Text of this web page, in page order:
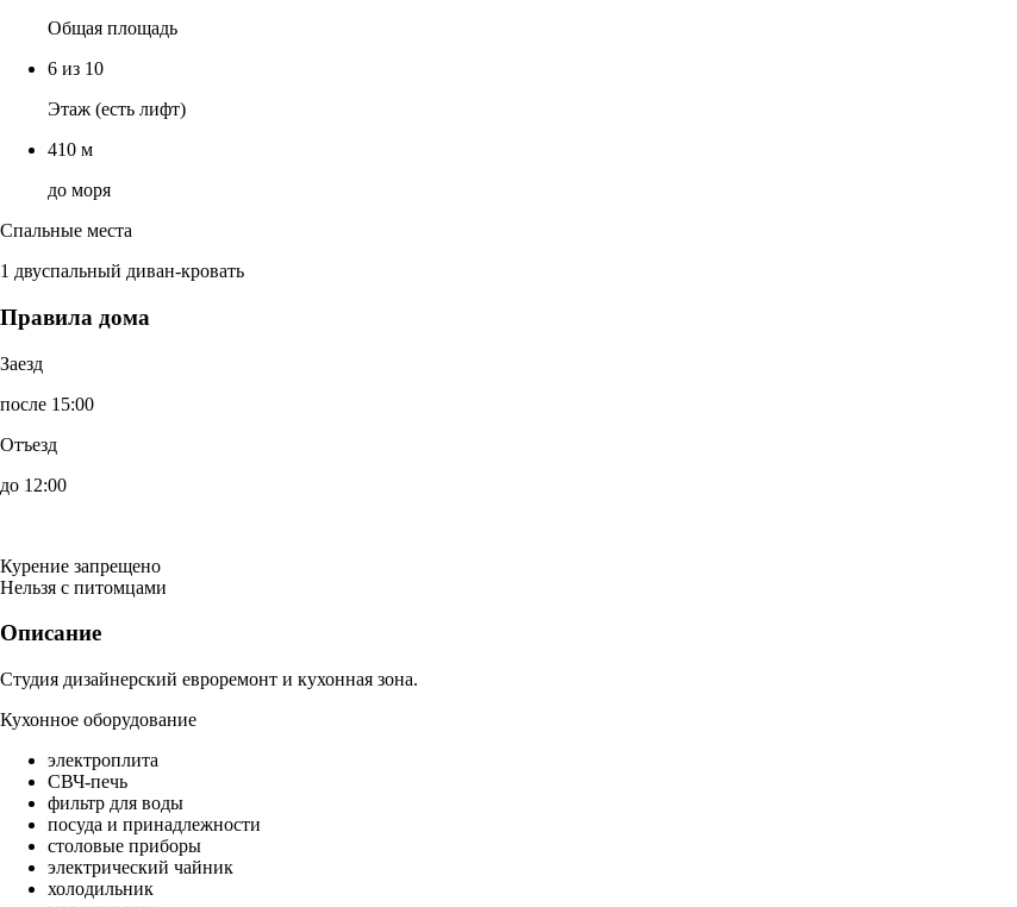
Общая площадь
6 из 10
Этаж (есть лифт)
410 м
до моря
Спальные места
1 двуспальный диван-кровать
Правила дома
Заезд
после 15:00
Отъезд
до 12:00
Курение запрещено
Нельзя с питомцами
Описание
Студия дизайнерский евроремонт и кухонная зона.
Кухонное оборудование
электроплита
СВЧ-печь
фильтр для воды
посуда и принадлежности
столовые приборы
электрический чайник
холодильник